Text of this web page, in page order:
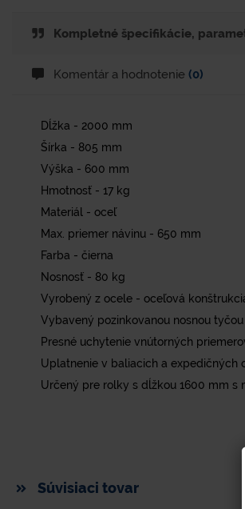
Kompletné špecifikácie,
Komentár a hodnotenie (0)
Dĺžka - 2000 mm
Šírka - 805 mm
Výška - 600 mm
Hmotnosť - 17 kg
Materiál - oceľ
Max. priemer návinu - 650 mm
Farba - čierna
Nosnosť - 80 kg
Vyrobený z ocele - oceľová
Vybavený pozinkovanou nosnou
Presné uchytenie vnútorných
Uplatnenie v baliacich a expedičných
Určený pre rolky s dĺžkou 1600 mm s
Súvisiaci tovar